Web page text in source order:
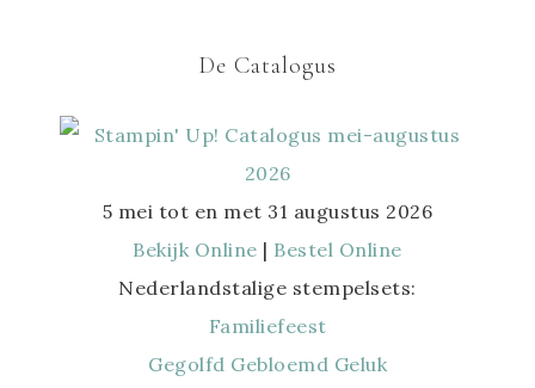
De Catalogus
5 mei tot en met 31 augustus 2026
Bekijk Online | Bestel Online
Nederlandstalige stempelsets:
Familiefeest
Gegolfd Gebloemd Geluk